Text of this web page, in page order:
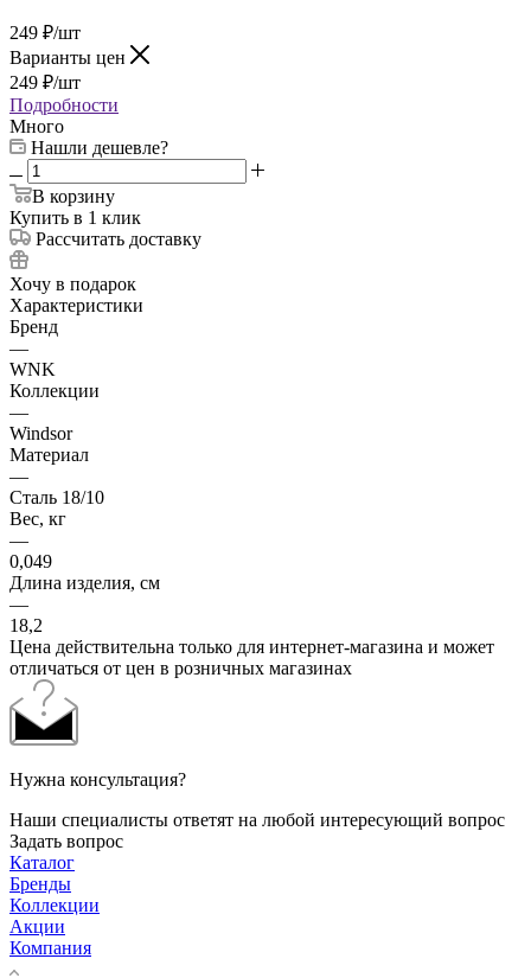
249 ₽/шт
Варианты цен
249 ₽/шт
Подробности
Много
Нашли дешевле?
В корзину
Купить в 1 клик
Рассчитать доставку
Хочу в подарок
Характеристики
Бренд
—
WNK
Коллекции
—
Windsor
Материал
—
Сталь 18/10
Вес, кг
—
0,049
Длина изделия, см
—
18,2
Цена действительна только для интернет-магазина и может
отличаться от цен в розничных магазинах
Нужна консультация?
Наши специалисты ответят на любой интересующий вопрос
Задать вопрос
Каталог
Бренды
Коллекции
Акции
Компания